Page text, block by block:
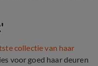
collectie van haar
voor goed haar deuren